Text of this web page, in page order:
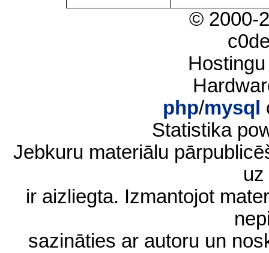
© 2000-
php/mysql
Statistika
Jebkuru materiālu
ir aizliegta. Izmantojot
sazināties ar autoru un